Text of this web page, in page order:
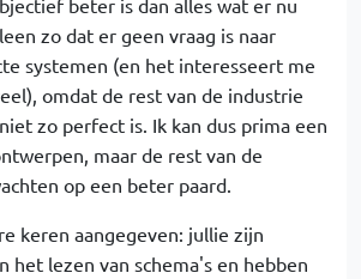
beter is dan alles wat er nu
zo dat er geen vraag is naar
systemen (en het interesseert me
omdat de rest van de industrie
zo perfect is. Ik kan dus prima een
maar de rest van de
op een beter paard.
keren aangegeven: jullie zijn
het lezen van schema's en hebben